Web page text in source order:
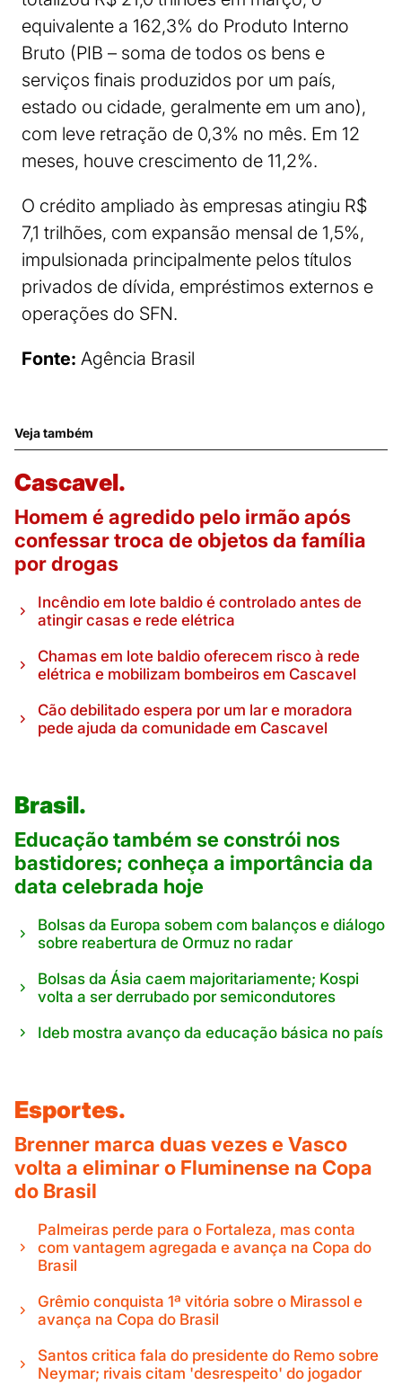
equivalente a 162,3% do Produto Interno
Bruto (PIB – soma de todos os bens e
serviços finais produzidos por um país,
estado ou cidade, geralmente em um ano),
com leve retração de 0,3% no mês. Em 12
meses, houve crescimento de 11,2%.
O crédito ampliado às empresas atingiu R$
7,1 trilhões, com expansão mensal de 1,5%,
impulsionada principalmente pelos títulos
privados de dívida, empréstimos externos e
operações do SFN.
Fonte: Agência Brasil
Veja também
Cascavel.
Homem é agredido pelo irmão após
confessar troca de objetos da família
por drogas
Incêndio em lote baldio é controlado antes de
atingir casas e rede elétrica
Chamas em lote baldio oferecem risco à rede
elétrica e mobilizam bombeiros em Cascavel
Cão debilitado espera por um lar e moradora
pede ajuda da comunidade em Cascavel
Brasil.
Educação também se constrói nos
bastidores; conheça a importância da
data celebrada hoje
Bolsas da Europa sobem com balanços e diálogo
sobre reabertura de Ormuz no radar
Bolsas da Ásia caem majoritariamente; Kospi
volta a ser derrubado por semicondutores
Ideb mostra avanço da educação básica no país
Esportes.
Brenner marca duas vezes e Vasco
volta a eliminar o Fluminense na Copa
do Brasil
Palmeiras perde para o Fortaleza, mas conta
com vantagem agregada e avança na Copa do
Brasil
Grêmio conquista 1ª vitória sobre o Mirassol e
avança na Copa do Brasil
Santos critica fala do presidente do Remo sobre
Neymar; rivais citam 'desrespeito' do jogador